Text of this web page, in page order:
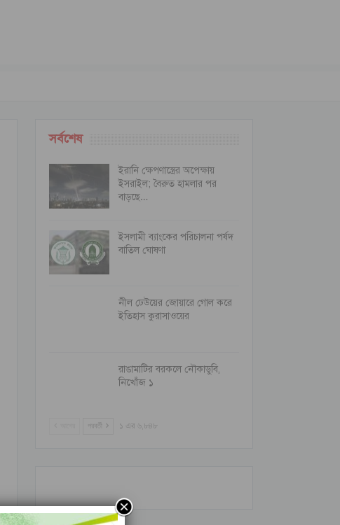
সর্বশেষ
ইরানি ক্ষেপণাস্ত্রের অপেক্ষায়
ইসরাইল; বৈরুত হামলার পর
বাড়ছে…
ইসলামী ব্যাংকের পরিচালনা পর্ষদ
বাতিল ঘোষণা
নীল ঢেউয়ের জোয়ারে গোল করে
ইতিহাস কুরাসাওয়ের
রাঙামাটির বরকলে নৌকাডুবি,
নিখোঁজ ১
পরবর্তী ১ এর ৬,৮৪৮